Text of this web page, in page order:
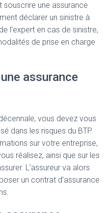
une assurance
déclarer un sinistre à
l’expert en cas de sinistre,
de prise en charge
assurance
vous devez vous
dans les risques du BTP.
sur votre entreprise,
réalisez, ainsi que sur les
L’assureur va alors
un contrat d’assurance